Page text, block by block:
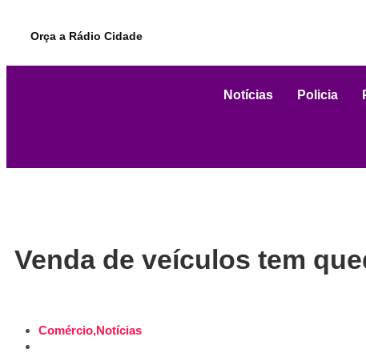
Orça a Rádio Cidade
Notícias Policia
Venda de veículos tem
Comércio,Notícias